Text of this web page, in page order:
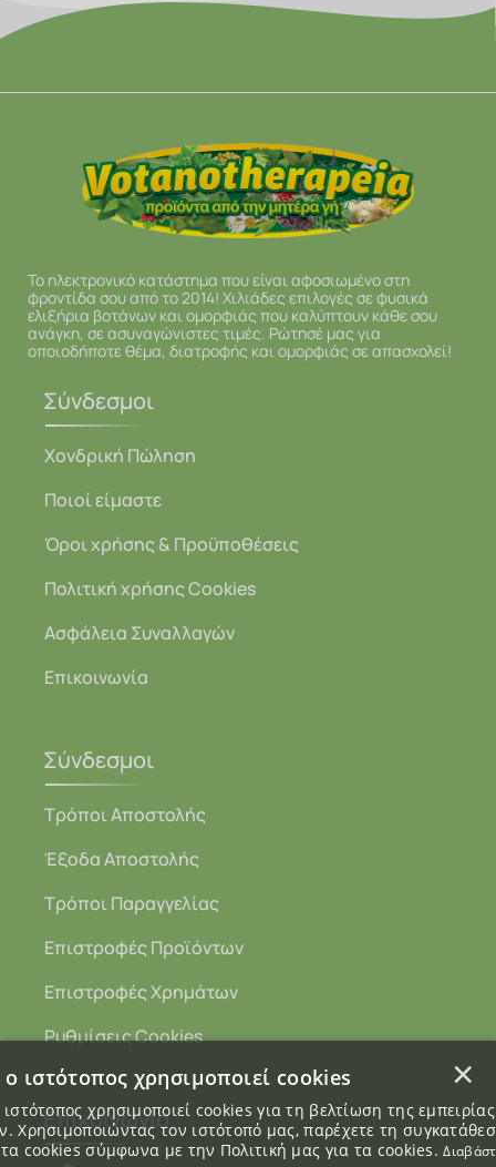
Το ηλεκτρονικό κατάστημα που είναι αφοσιωμένο στη
φροντίδα σου από το 2014! Χιλιάδες επιλογές σε φυσικά
ελιξήρια βοτάνων και ομορφιάς που καλύπτουν κάθε σου
ανάγκη, σε ασυναγώνιστες τιμές. Ρώτησέ μας για
οποιοδήποτε θέμα, διατροφής και ομορφιάς σε απασχολεί!
Σύνδεσμοι
Χονδρική Πώληση
Ποιοί είμαστε
Όροι χρήσης & Προϋποθέσεις
Πολιτική χρήσης Cookies
Ασφάλεια Συναλλαγών
Επικοινωνία
Σύνδεσμοι
Τρόποι Αποστολής
Έξοδα Αποστολής
Τρόποι Παραγγελίας
Επιστροφές Προϊόντων
Επιστροφές Χρημάτων
Ρυθμίσεις Cookies
Επικοινωνία
×
ιστότοπος χρησιμοποιεί cookies
χρησιμοποιεί cookies για τη βελτίωση της
Χρησιμοποιώντας τον ιστότοπό μας, παρέχετε τη
cookies σύμφωνα με την Πολιτική μας για τα cookies.